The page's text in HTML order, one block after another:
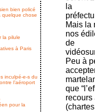
la
Mais la
nos
de
Peu à
que
recours
bien policé
quelque chose
la pilule
à Paris
inculpé-e-s du
l’aéroport
pour la